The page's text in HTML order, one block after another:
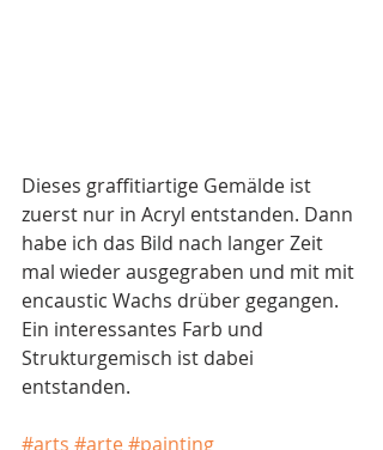
Dieses graffitiartige Gemälde ist
zuerst nur in Acryl entstanden. Dann
habe ich das Bild nach langer Zeit
mal wieder ausgegraben und mit mit
encaustic Wachs drüber gegangen.
Ein interessantes Farb und
Strukturgemisch ist dabei
entstanden.
#arts #arte#painting